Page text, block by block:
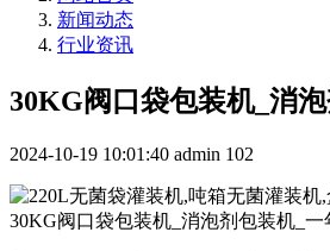
新闻动态
行业资讯
30KG阀口袋包装机_消
2024-10-19 10:01:40 admin 102
30KG阀口袋包装机_消泡剂包装机_